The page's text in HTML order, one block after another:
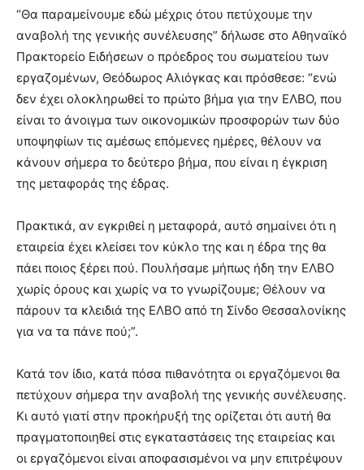
“Θα παραμείνουμε εδώ μέχρις ότου πετύχουμε την
αναβολή της γενικής συνέλευσης” δήλωσε στο Αθηναϊκό
Πρακτορείο Ειδήσεων ο πρόεδρος του σωματείου των
εργαζομένων, Θεόδωρος Αλιόγκας και πρόσθεσε: “ενώ
δεν έχει ολοκληρωθεί το πρώτο βήμα για την ΕΛΒΟ, που
είναι το άνοιγμα των οικονομικών προσφορών των δύο
υποψηφίων τις αμέσως επόμενες ημέρες, θέλουν να
κάνουν σήμερα το δεύτερο βήμα, που είναι η έγκριση
της μεταφοράς της έδρας.
Πρακτικά, αν εγκριθεί η μεταφορά, αυτό σημαίνει ότι η
εταιρεία έχει κλείσει τον κύκλο της και η έδρα της θα
πάει ποιος ξέρει πού. Πουλήσαμε μήπως ήδη την ΕΛΒΟ
χωρίς όρους και χωρίς να το γνωρίζουμε; Θέλουν να
πάρουν τα κλειδιά της ΕΛΒΟ από τη Σίνδο Θεσσαλονίκης
για να τα πάνε πού;”.
Κατά τον ίδιο, κατά πόσα πιθανότητα οι εργαζόμενοι θα
πετύχουν σήμερα την αναβολή της γενικής συνέλευσης.
Κι αυτό γιατί στην προκήρυξή της ορίζεται ότι αυτή θα
πραγματοποιηθεί στις εγκαταστάσεις της εταιρείας και
οι εργαζόμενοι είναι αποφασισμένοι να μην επιτρέψουν